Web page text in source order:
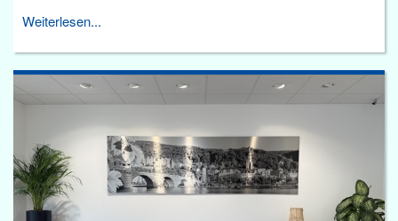
Weiterlesen...